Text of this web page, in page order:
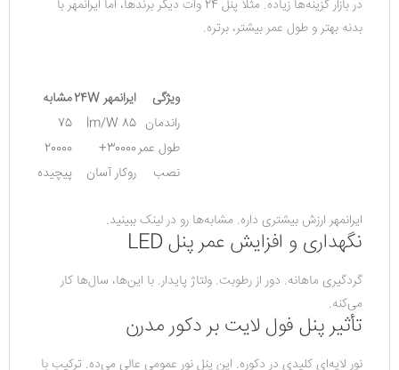
بدنه بهتر و طول عمر بیشتر، برتره.
ویژگی ایرانمهر 24W
مشابه
راندمان 85 lm/W
75
طول عمر30000+
20000
نصب
روکار آسان پیچیده
ایرانمهر ارزش بیشتری داره. مشابه‌ها رو در لینک ببینید.
نگهداری و افزایش عمر پنل LED
می‌کنه.
تأثیر پنل فول لایت بر دکور مدرن